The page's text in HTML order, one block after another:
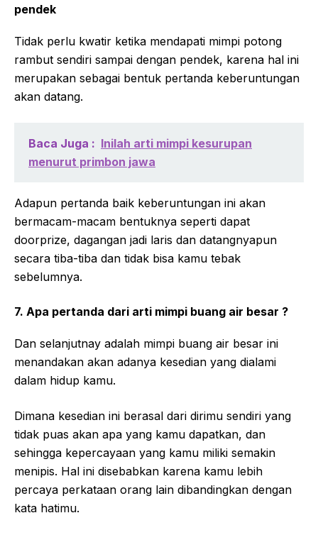
pendek
Tidak perlu kwatir ketika mendapati mimpi potong
rambut sendiri sampai dengan pendek, karena hal ini
merupakan sebagai bentuk pertanda keberuntungan
akan datang.
Baca Juga : Inilah arti mimpi kesurupan
menurut primbon jawa
Adapun pertanda baik keberuntungan ini akan
bermacam-macam bentuknya seperti dapat
doorprize, dagangan jadi laris dan datangnyapun
secara tiba-tiba dan tidak bisa kamu tebak
sebelumnya.
7. Apa pertanda dari arti mimpi buang air besar ?
Dan selanjutnay adalah mimpi buang air besar ini
menandakan akan adanya kesedian yang dialami
dalam hidup kamu.
Dimana kesedian ini berasal dari dirimu sendiri yang
tidak puas akan apa yang kamu dapatkan, dan
sehingga kepercayaan yang kamu miliki semakin
menipis. Hal ini disebabkan karena kamu lebih
percaya perkataan orang lain dibandingkan dengan
kata hatimu.